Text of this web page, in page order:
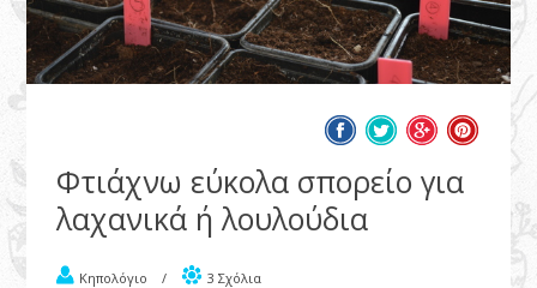
Φτιάχνω εύκολα σπορείο για
λαχανικά ή λουλούδια
Κηπολόγιο / 3 Σχόλια